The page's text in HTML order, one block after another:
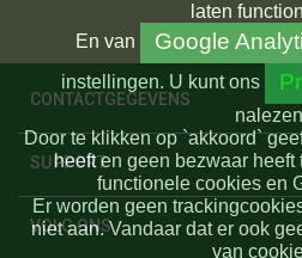
CONTACTGEGEVENS
SUPPORT
VOLG ONS
laten
En van Google
instellingen. U kunt ons
Door te klikken op `akkoord`
heeft en geen bezwaar heeft
functionele cookies en
Er worden geen
niet aan. Vandaar dat er ook
van